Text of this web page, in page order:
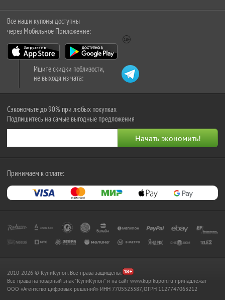
Все наши купоны доступны
через Мобильное Приложение:
Ищите скидки поблизости,
не выходя из чата:
Сэкономьте до 90% при любых покупках
Подпишитесь на самые выгодные предложения
Принимаем к оплате:
2010-2026 © КупиКупон. Все права защищены.
Все права на товарный знак "КупиКупон" и на сайт www.kupikupon.ru принадлежат
OOO «Агентство цифровых решений» ИНН 7705523387, ОГРН 1127747063212